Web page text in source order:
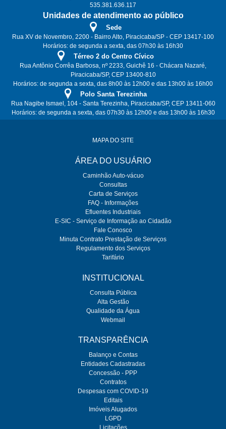
535.381.636.117
Unidades de atendimento ao público
Sede
Rua XV de Novembro, 2200 - Bairro Alto, Piracicaba/SP - CEP 13417-100
Horários: de segunda a sexta, das 07h30 às 16h30
Térreo 2 do Centro Cívico
Rua Antônio Corrêa Barbosa, nº 2233, Guichê 16 - Chácara Nazaré,
Piracicaba/SP, CEP 13400-810
Horários: de segunda a sexta, das 8h00 às 12h00 e das 13h00 às 16h00
Polo Santa Terezinha
Rua Nagibe Ismael, 104 - Santa Terezinha, Piracicaba/SP, CEP 13411-060
Horários: de segunda a sexta, das 07h30 às 12h00 e das 13h00 às 16h30
MAPA DO SITE
ÁREA DO USUÁRIO
Caminhão Auto-vácuo
Consultas
Carta de Serviços
FAQ - Informações
Efluentes Industriais
E-SIC - Serviço de Informação ao Cidadão
Fale Conosco
Minuta Contrato Prestação de Serviços
Regulamento dos Serviços
Tarifário
INSTITUCIONAL
Consulta Pública
Alta Gestão
Qualidade da Água
Webmail
TRANSPARÊNCIA
Balanço e Contas
Entidades Cadastradas
Concessão - PPP
Contratos
Despesas com COVID-19
Editais
Imóveis Alugados
LGPD